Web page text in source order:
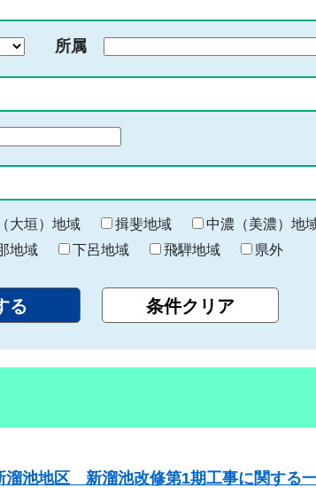
所属
大垣）地域 揖斐地域 中濃（美濃）地
地域 下呂地域 飛騨地域 県外
池地区 新溜池改修第1期工事に関する